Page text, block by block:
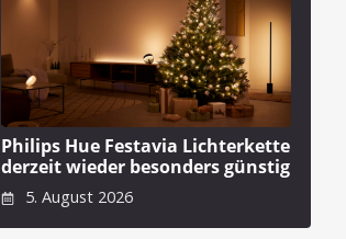
Philips Hue Festavia Lichterkette
derzeit wieder besonders günstig
5. August 2026